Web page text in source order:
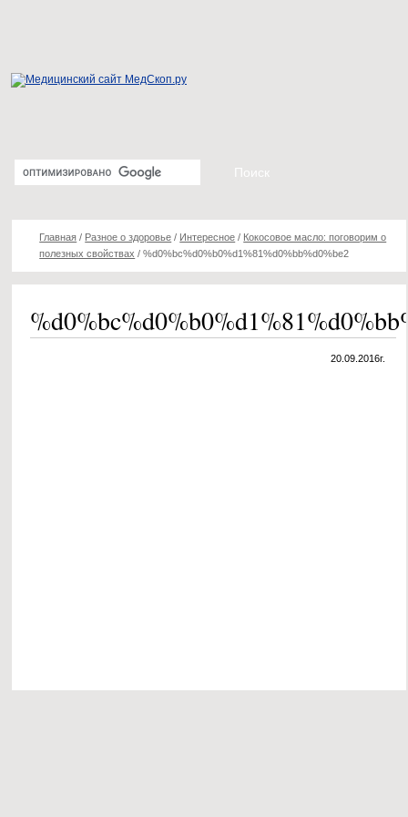
Главная / Разное о здоровье / Интересное / Кокосовое масло: поговорим о
полезных свойствах /%d0%bc%d0%b0%d1%81%d0%bb%d0%be2
20.09.2016г.